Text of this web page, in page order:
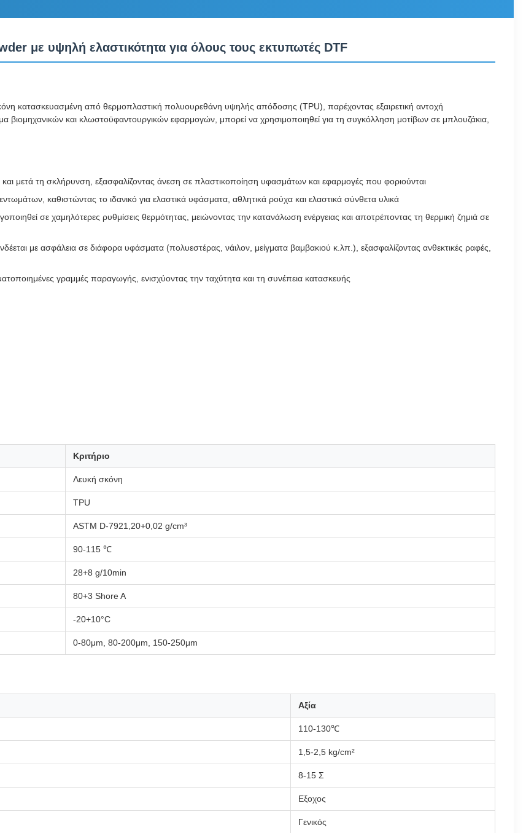
με υψηλή ελαστικότητα για όλους τους εκτυπωτές DTF
κατασκευασμένη από θερμοπλαστική πολυουρεθάνη υψηλής απόδοσης (TPU), παρέχοντας εξαιρετική αντοχή
βιομηχανικών και κλωστοϋφαντουργικών εφαρμογών, μπορεί να χρησιμοποιηθεί για τη συγκόλληση μοτίβων σε μπλουζάκια,
μετά τη σκλήρυνση, εξασφαλίζοντας άνεση σε πλαστικοποίηση υφασμάτων και εφαρμογές που φοριούνται
καθιστώντας το ιδανικό για ελαστικά υφάσματα, αθλητικά ρούχα και ελαστικά σύνθετα υλικά
σε χαμηλότερες ρυθμίσεις θερμότητας, μειώνοντας την κατανάλωση ενέργειας και αποτρέποντας τη θερμική ζημιά σε
με ασφάλεια σε διάφορα υφάσματα (πολυεστέρας, νάιλον, μείγματα βαμβακιού κ.λπ.), εξασφαλίζοντας ανθεκτικές ραφές,
γραμμές παραγωγής, ενισχύοντας την ταχύτητα και τη συνέπεια κατασκευής
Κριτήριο
Λευκή σκόνη
TPU
ASTM D-7921,20+0,02 g/cm³
90-115 ℃
28+8 g/10min
80+3 Shore A
-20+10°C
0-80μm, 80-200μm, 150-250μm
Αξία
110-130℃
1,5-2,5 kg/cm²
8-15 Σ
Εξοχος
Γενικός